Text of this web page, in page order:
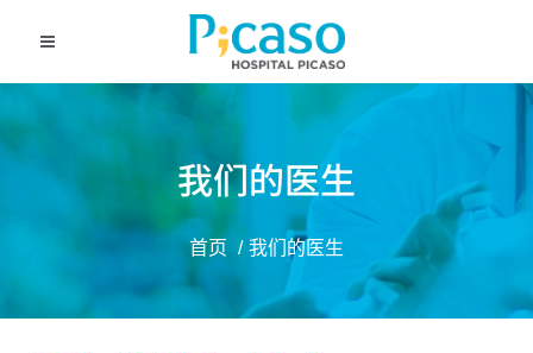
我们的医生
首页 我们的医生